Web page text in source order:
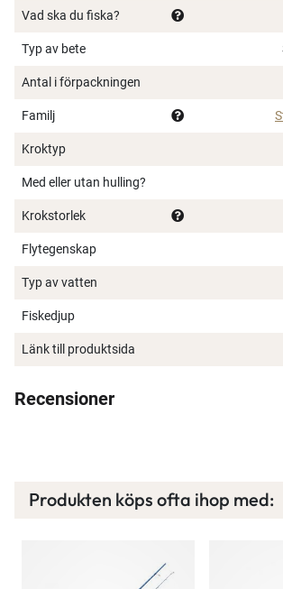
Vad ska du fiska?
Typ av bete
Antal i förpackningen
Familj
Kroktyp
Med eller utan hulling?
Krokstorlek
Flytegenskap
Typ av vatten
Fiskedjup
Länk till produktsida
Recensioner
Produkten köps ofta ihop med: